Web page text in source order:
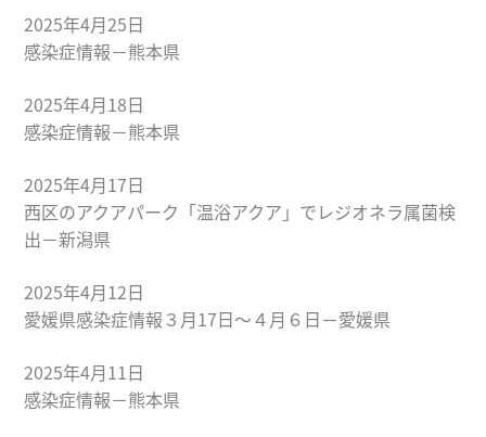
2025年4月25日
感染症情報－熊本県
2025年4月18日
感染症情報－熊本県
2025年4月17日
西区のアクアパーク「温浴アクア」でレジオネラ属菌検
出－新潟県
2025年4月12日
愛媛県感染症情報３月17日～４月６日－愛媛県
2025年4月11日
感染症情報－熊本県